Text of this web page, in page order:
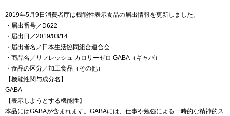
2019年5月9日消費者庁は機能性表示食品の届出情報を更新しました。
・届出番号／D622
・届出日／2019/03/14
・届出者名／日本生活協同組合連合会
・商品名／リフレッシュ カロリーゼロ GABA（ギャバ）
・食品の区分／加工食品（その他）
【機能性関与成分名】
GABA
【表示しようとする機能性】
本品にはGABAが含まれます。GABAには、仕事や勉強による一時的な精神的ス